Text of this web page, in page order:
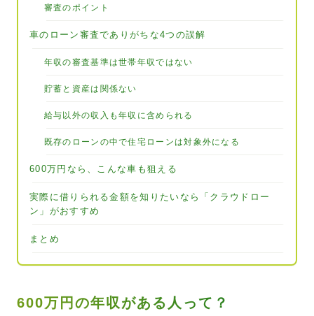
審査のポイント
車のローン審査でありがちな4つの誤解
年収の審査基準は世帯年収ではない
貯蓄と資産は関係ない
給与以外の収入も年収に含められる
既存のローンの中で住宅ローンは対象外になる
600万円なら、こんな車も狙える
実際に借りられる金額を知りたいなら「クラウドロー
ン」がおすすめ
まとめ
600万円の年収がある人って？